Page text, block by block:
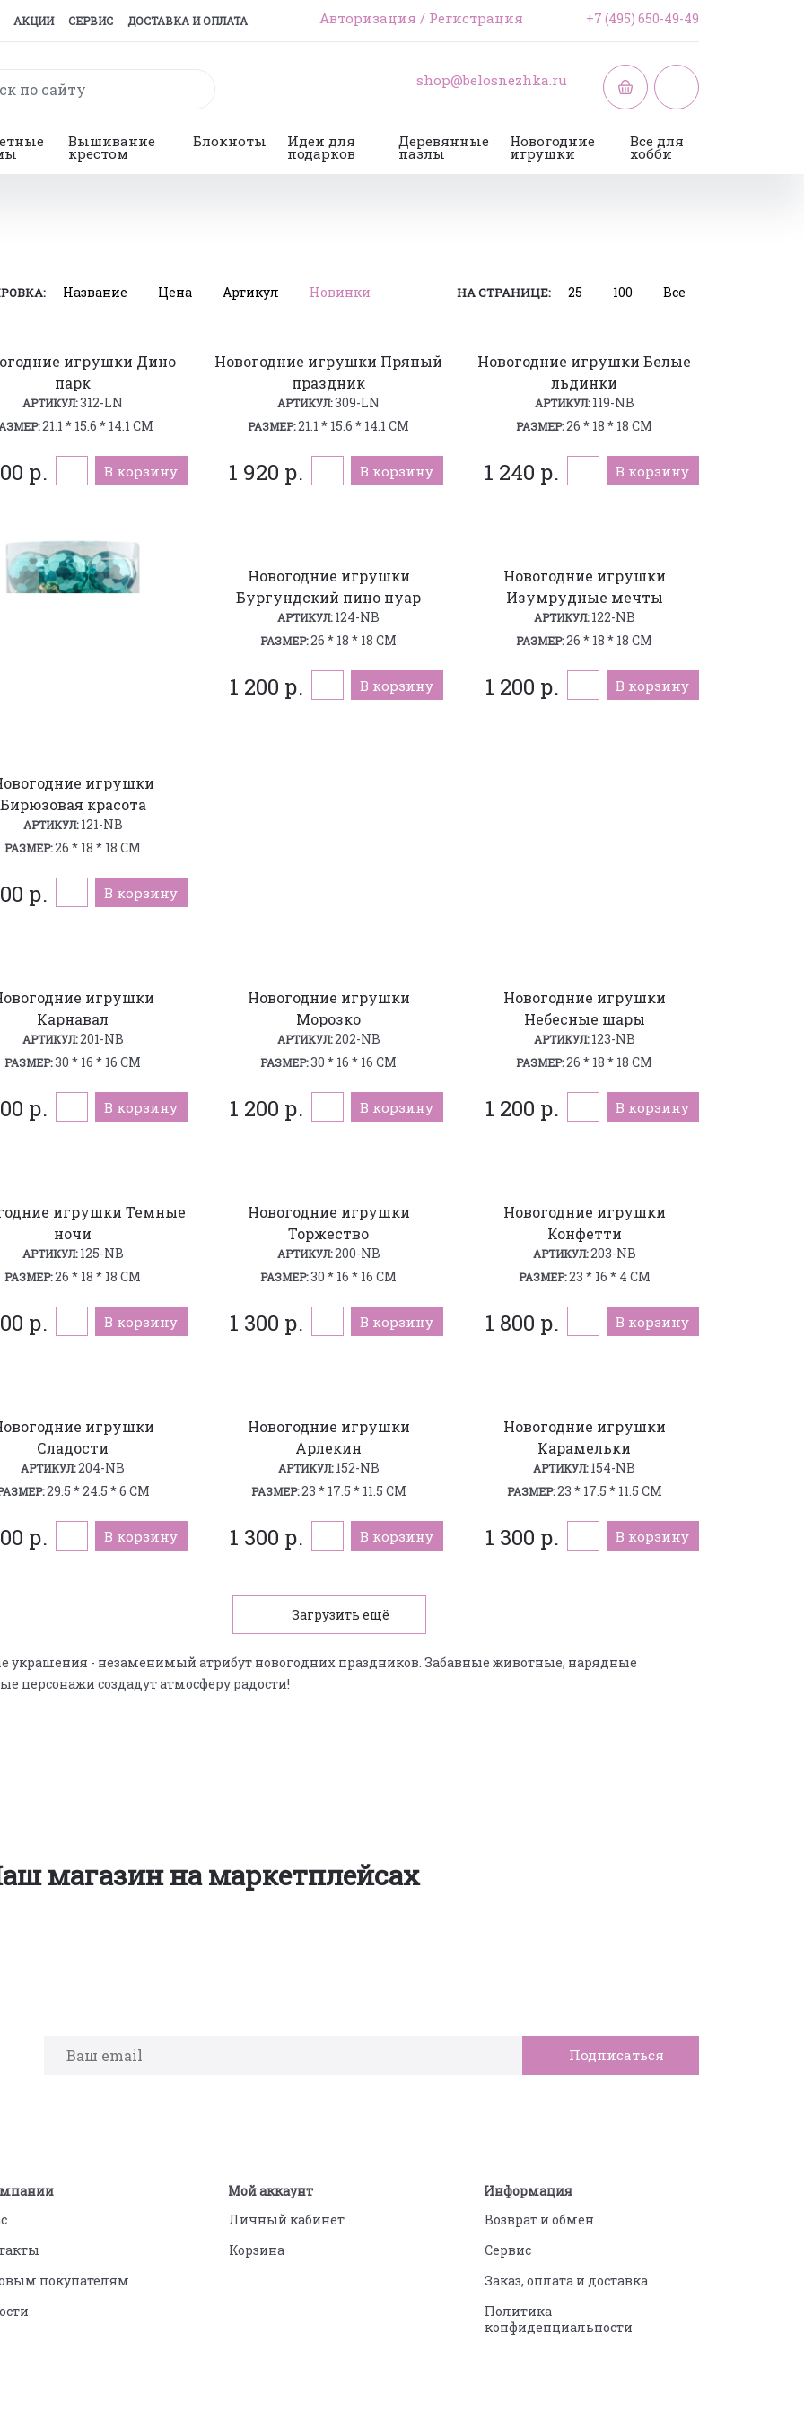
АКЦИИ СЕРВИС ДОСТАВКА И ОПЛАТА Авторизация / Регистрация +7 (495) 650-49-49
shop@belosnezhka.ru
Вышивание
крестом
Блокноты Идеи для
подарков
Деревянные
пазлы
Новогодние
игрушки
Все для
хобби
Название Цена Артикул Новинки НА СТРАНИЦЕ: 25 100 Все
игрушки Дино
парк
АРТИКУЛ:312-LN
21.1 * 15.6 * 14.1 СМ
р. В корзину
Новогодние игрушки Пряный
праздник
АРТИКУЛ:309-LN
РАЗМЕР:21.1 * 15.6 * 14.1 СМ
1 920 р. В корзину
Новогодние игрушки Белые
льдинки
АРТИКУЛ:119-NB
РАЗМЕР:26 * 18 * 18 СМ
1 240 р. В корзину
игрушки
Бирюзовая красота
АРТИКУЛ:121-NB
РАЗМЕР:26 * 18 * 18 СМ
р. В корзину
Новогодние игрушки
Бургундский пино нуар
АРТИКУЛ:124-NB
РАЗМЕР:26 * 18 * 18 СМ
1 200 р. В корзину
Новогодние игрушки
Изумрудные мечты
АРТИКУЛ:122-NB
РАЗМЕР:26 * 18 * 18 СМ
1 200 р. В корзину
игрушки
Карнавал
АРТИКУЛ:201-NB
РАЗМЕР:30 * 16 * 16 СМ
р. В корзину
Новогодние игрушки
Морозко
АРТИКУЛ:202-NB
РАЗМЕР:30 * 16 * 16 СМ
1 200 р. В корзину
Новогодние игрушки
Небесные шары
АРТИКУЛ:123-NB
РАЗМЕР:26 * 18 * 18 СМ
1 200 р. В корзину
игрушки Темные
ночи
АРТИКУЛ:125-NB
РАЗМЕР:26 * 18 * 18 СМ
р. В корзину
Новогодние игрушки
Торжество
АРТИКУЛ:200-NB
РАЗМЕР:30 * 16 * 16 СМ
1 300 р. В корзину
Новогодние игрушки
Конфетти
АРТИКУЛ:203-NB
РАЗМЕР:23 * 16 * 4 СМ
1 800 р. В корзину
игрушки
Сладости
АРТИКУЛ:204-NB
29.5 * 24.5 * 6 СМ
р. В корзину
Новогодние игрушки
Арлекин
АРТИКУЛ:152-NB
РАЗМЕР:23 * 17.5 * 11.5 СМ
1 300 р. В корзину
Новогодние игрушки
Карамельки
АРТИКУЛ:154-NB
РАЗМЕР:23 * 17.5 * 11.5 СМ
1 300 р. В корзину
Загрузить ещё
украшения - незаменимый атрибут новогодних праздников. Забавные животные, нарядные
персонажи создадут атмосферу радости!
магазин на маркетплейсах
покупателям
Мой аккаунт
Личный кабинет
Корзина
Информация
Возврат и обмен
Сервис
Заказ, оплата и доставка
Политика
конфиденциальности